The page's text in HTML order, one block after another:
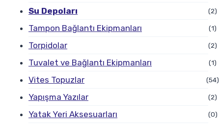
Su Depoları (2)
Tampon Bağlantı Ekipmanları (1)
Torpidolar (2)
Tuvalet ve Bağlantı Ekipmanları (1)
Vites Topuzlar (54)
Yapışma Yazılar (2)
Yatak Yeri Aksesuarları (0)